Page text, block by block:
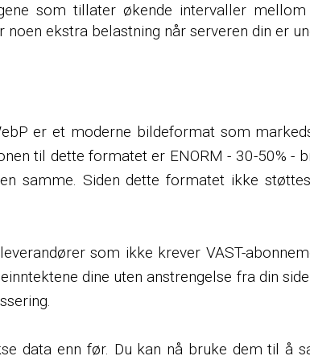
som tillater økende intervaller
ekstra belastning når serveren din er
er et moderne bildeformat som
til dette formatet er ENORM - 30-50% -
samme. Siden dette formatet ikke
som ikke krever VAST-
dine uten anstrengelse fra din
data enn før. Du kan nå bruke dem til å